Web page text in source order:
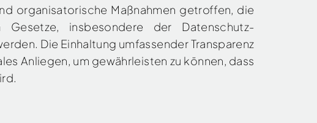
organisatorische Maßnahmen getroffen, die
insbesondere der Datenschutz-
Die Einhaltung umfassender Transparenz
Anliegen, um gewährleisten zu können, dass